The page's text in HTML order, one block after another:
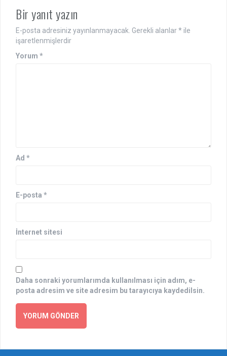
Bir yanıt yazın
E-posta adresiniz yayınlanmayacak. Gerekli alanlar* ile
işaretlenmişlerdir
Yorum *
Ad *
E-posta *
İnternet sitesi
Daha sonraki yorumlarımda kullanılması için adım, e-
posta adresim ve site adresim bu tarayıcıya kaydedilsin.